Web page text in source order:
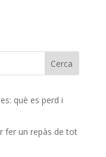
què es perd i
fer un repàs de tot